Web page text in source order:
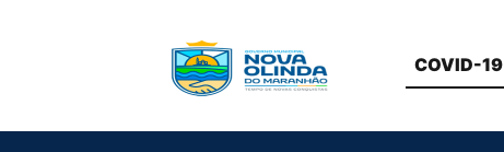
COVID-19